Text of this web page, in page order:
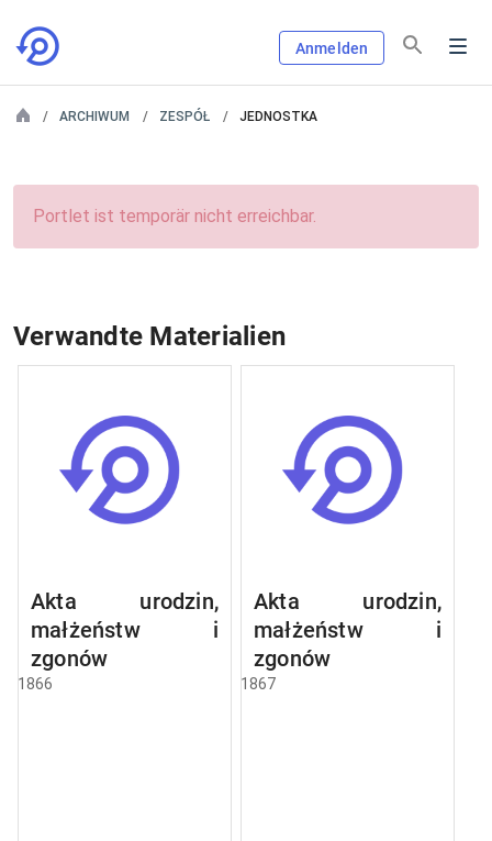
Anmelden
ARCHIWUM ZESPÓŁ JEDNOSTKA
Portlet ist temporär nicht erreichbar.
Verwandte Materialien
Akta urodzin,
małżeństw i
zgonów
1866
Akta urodzin,
małżeństw i
zgonów
1867